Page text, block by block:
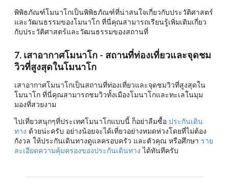
พิพิธภัณฑ์โมนาโกเป็นพิพิธภัณฑ์ที่น่าสนใจเกี่ยวกับประวัติศาสตร์
และวัฒนธรรมของโมนาโก ที่นี่คุณสามารถเรียนรู้เพิ่มเติมเกี่ยว
กับประวัติศาสตร์และวัฒนธรรมของสถานที่
7. เสาอากาศโมนาโก - สถานที่ท่องเที่ยวและจุดชม
วิวที่สูงสุดในโมนาโก
เสาอากาศโมนาโกเป็นสถานที่ท่องเที่ยวและจุดชมวิวที่สูงสุดใน
โมนาโก ที่นี่คุณสามารถชมวิวทั้งเมืองโมนาโกและทะเลในมุม
มองที่สวยงาม
ไปเที่ยวสนุกๆที่ประเทศโมนาโกแบบนี้ ก็อย่าลืมซื้อ ประกันเดิน
ทาง ด้วยน่ะครับ อย่างน้อยจะได้เที่ยวอย่างหมดห่วงโดยที่ไม่ต้อง
กังวล ให้ประกันเดินทางดูแลครอบครัว และตัวคุณ หรือศึกษา ราย
ละเอียดความคุ้มครองของประกันเดินทาง ได้ทันทีครับ